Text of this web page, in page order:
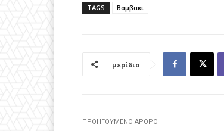
TAGS Βαμβακι
μερίδιο
ΠΡΟΗΓΟΎΜΕΝΟ ΆΡΘΡΟ